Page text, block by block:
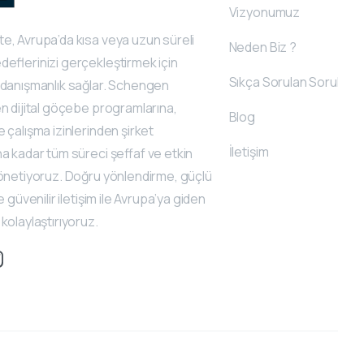
Avrupa’da kısa veya uzun süreli
gerçekleştirmek için
sağlar. Schengen
dijital göçebe programlarına,
çalışma izinlerinden şirket
kadar tüm süreci şeffaf ve etkin
Doğru yönlendirme, güçlü
iletişim ile Avrupa’ya giden
Vizyonumuz
Neden Biz ?
Sıkça Sorulan
Blog
İletişim